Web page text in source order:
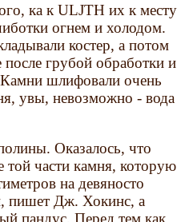
ка к ULJTH их к месту
огнем и холодом.
костер, а потом
грубой обработки и
Камни шлифовали очень
увы, невозможно - вода
Оказалось, что
той части камня, которую
на девяносто
пишет Дж. Хокинс, а
пандус. Перед тем как